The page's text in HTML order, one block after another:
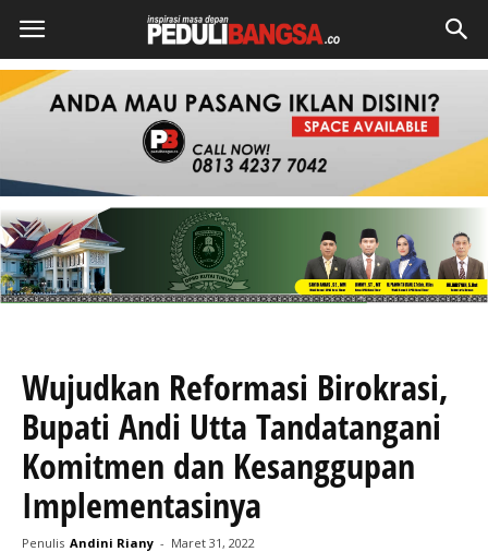
Wujudkan Reformasi Birokrasi,
Bupati Andi Utta Tandatangani
Komitmen dan Kesanggupan
Implementasinya
Penulis Andini Riany - Maret 31, 2022